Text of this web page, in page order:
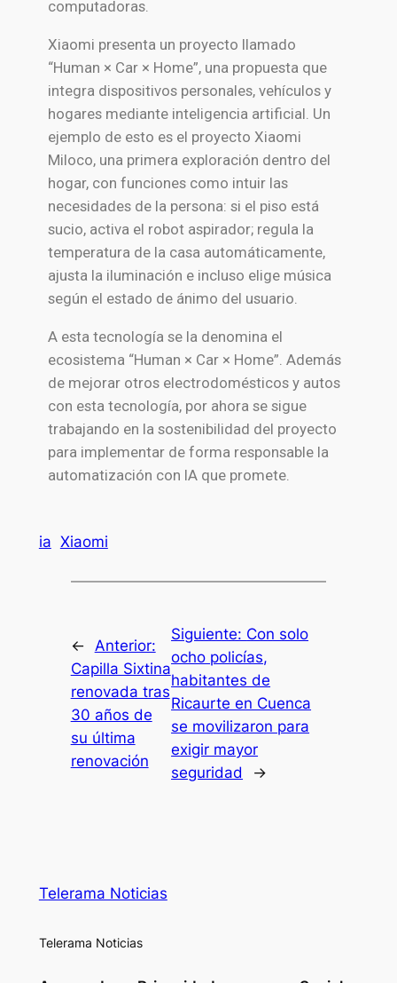
computadoras.
Xiaomi presenta un proyecto llamado
“Human × Car × Home”, una propuesta que
integra dispositivos personales, vehículos y
hogares mediante inteligencia artificial. Un
ejemplo de esto es el proyecto Xiaomi
Miloco, una primera exploración dentro del
hogar, con funciones como intuir las
necesidades de la persona: si el piso está
sucio, activa el robot aspirador; regula la
temperatura de la casa automáticamente,
ajusta la iluminación e incluso elige música
según el estado de ánimo del usuario.
A esta tecnología se la denomina el
ecosistema “Human × Car × Home”. Además
de mejorar otros electrodomésticos y autos
con esta tecnología, por ahora se sigue
trabajando en la sostenibilidad del proyecto
para implementar de forma responsable la
automatización con IA que promete.
ia Xiaomi
←
Anterior:
Capilla Sixtina
renovada tras
30 años de
su última
renovación
Siguiente: Con solo
ocho policías,
habitantes de
Ricaurte en Cuenca
se movilizaron para
exigir mayor
seguridad
→
Telerama Noticias
Telerama Noticias